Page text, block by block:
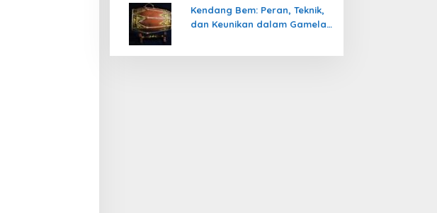
Kendang Bem: Peran, Teknik,
dan Keunikan dalam Gamelan